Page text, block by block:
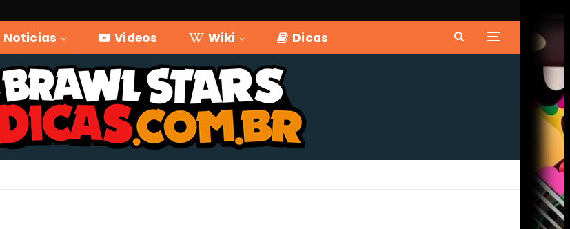
Noticias Videos Wiki Dicas